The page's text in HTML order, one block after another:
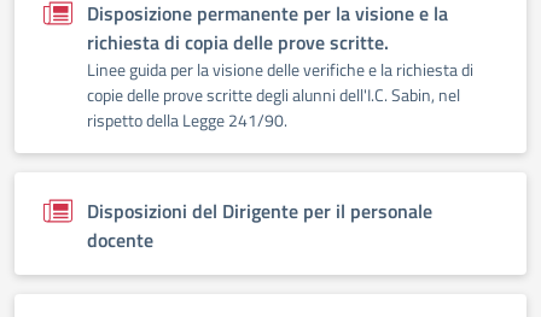
Disposizione permanente per la visione e la
richiesta di copia delle prove scritte.
Linee guida per la visione delle verifiche e la richiesta di
copie delle prove scritte degli alunni dell'I.C. Sabin, nel
rispetto della Legge 241/90.
Disposizioni del Dirigente per il personale
docente